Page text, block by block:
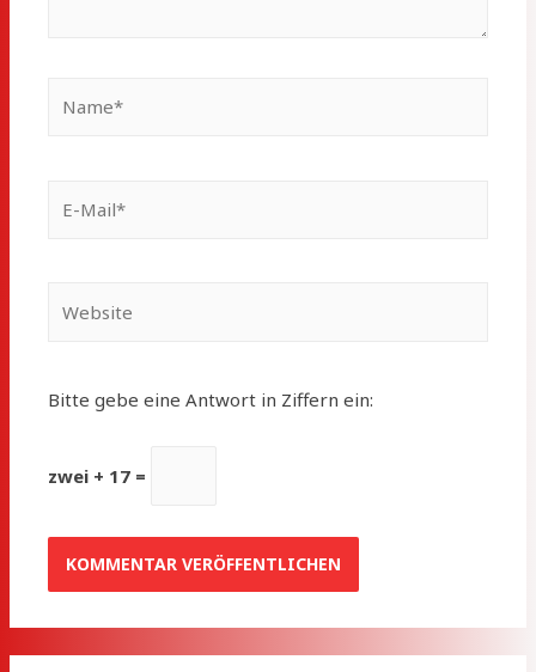
Mail*
Bitte gebe eine Antwort in Ziffern ein:
zwei + 17 =